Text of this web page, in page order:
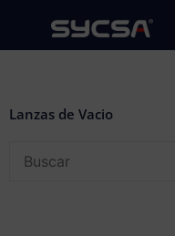
contenido
Lanzas de Vacio